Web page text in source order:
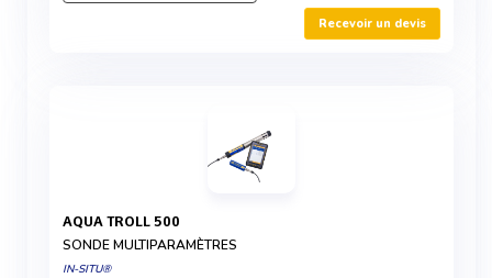
Recevoir un devis
AQUA TROLL 500
SONDE MULTIPARAMÈTRES
IN-SITU®